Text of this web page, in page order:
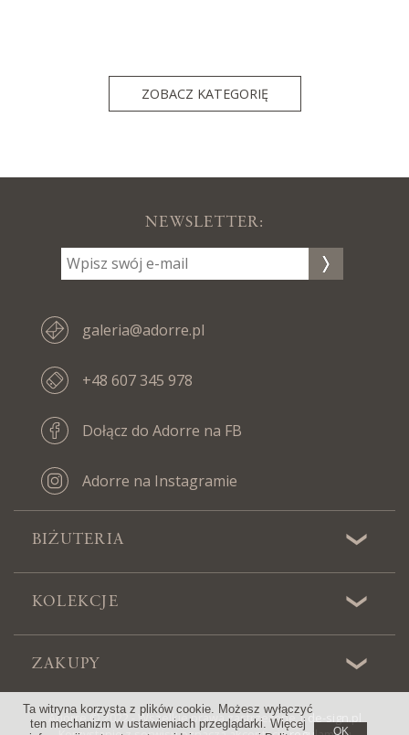
ZOBACZ KATEGORIĘ
NEWSLETTER:
galeria@adorre.pl
+48 607 345 978
Dołącz do Adorre na FB
Adorre na Instagramie
BIŻUTERIA
KOLEKCJE
ZAKUPY
Ta witryna korzysta z plików cookie. Możesz wyłączyć
ten mechanizm w ustawieniach przeglądarki. Więcej
OK
Adorre © 2022 - Wszelkie prawa zastrzeżone |de-sign.pl